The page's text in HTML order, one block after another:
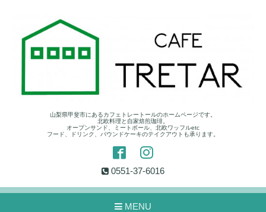
山梨県甲斐市にあるカフェトレートールのホームページです。
北欧料理と自家焙煎珈琲。
オープンサンド、ミートボール、北欧ワッフルetc
フード、ドリンク、パウンドケーキのテイクアウトも承ります。
0551-37-6016
MENU